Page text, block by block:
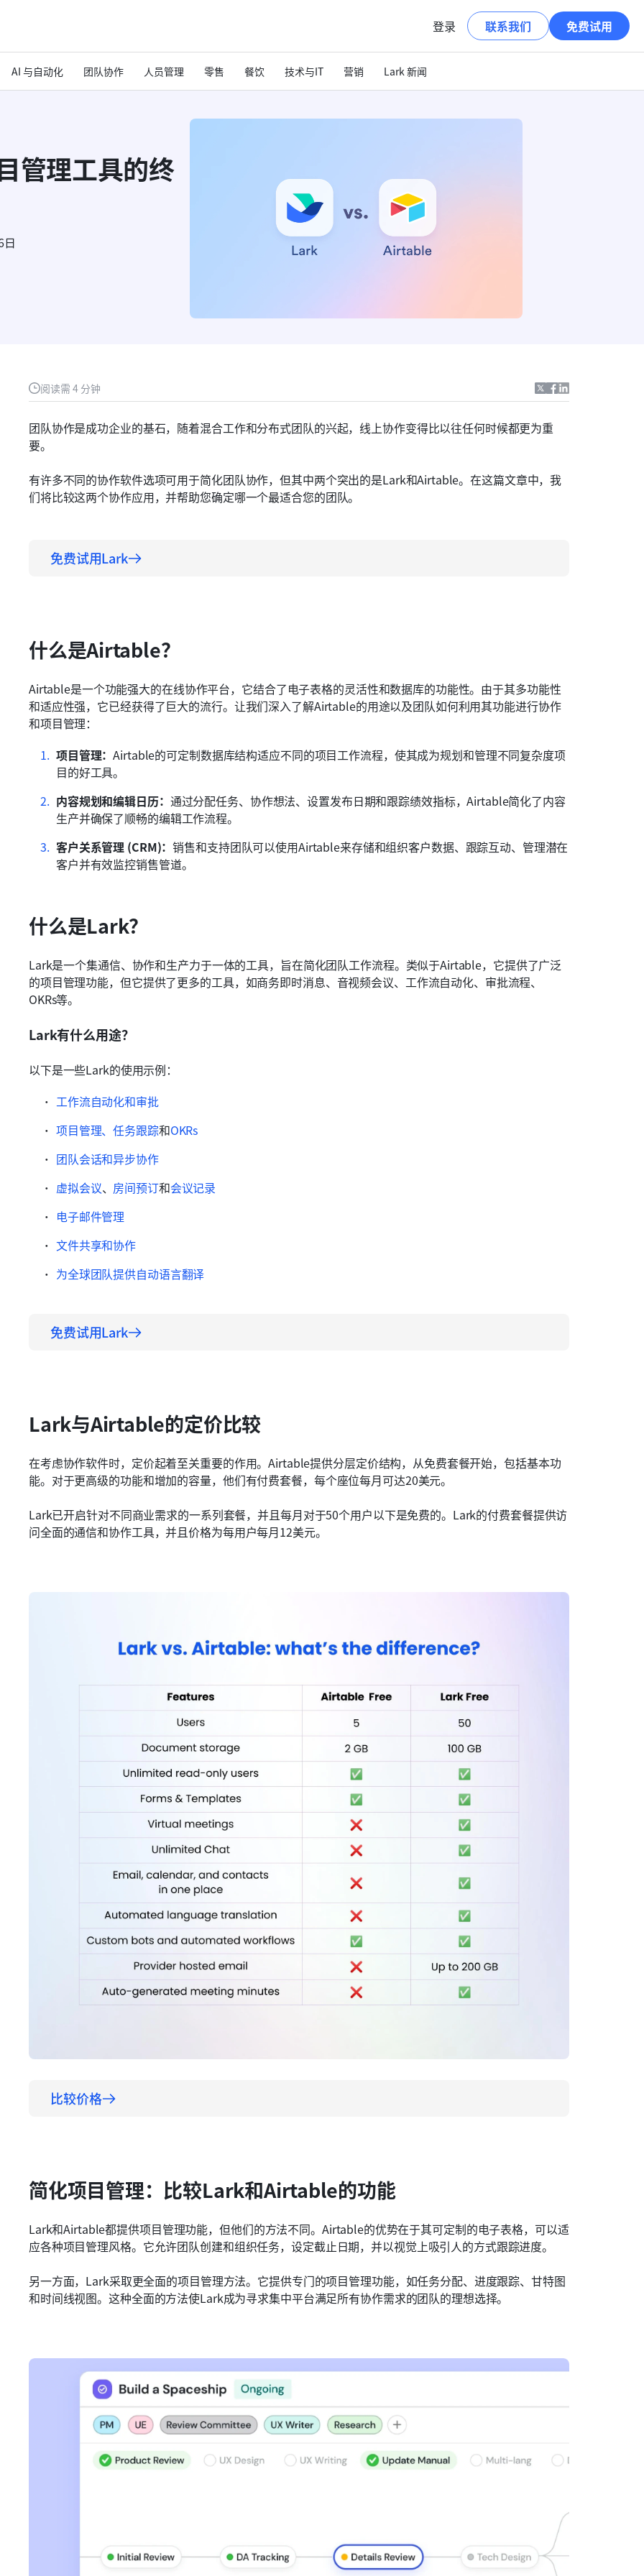
登录 联系我们 免费试用
AI 与自动化 团队协作 人员管理 零售 餐饮 技术与IT 营销 Lark 新闻
管理工具的终
日
阅读需 4 分钟
团队协作是成功企业的基石，随着混合工作和分布式团队的兴起，线上协作变得比以往任何时候都更为重
要。
有许多不同的协作软件选项可用于简化团队协作，但其中两个突出的是Lark和Airtable。在这篇文章中，我
们将比较这两个协作应用，并帮助您确定哪一个最适合您的团队。
免费试用Lark
什么是Airtable？
Airtable是一个功能强大的在线协作平台，它结合了电子表格的灵活性和数据库的功能性。由于其多功能性
和适应性强，它已经获得了巨大的流行。让我们深入了解Airtable的用途以及团队如何利用其功能进行协作
和项目管理：
项目管理：Airtable的可定制数据库结构适应不同的项目工作流程，使其成为规划和管理不同复杂度项
目的好工具。
内容规划和编辑日历： 通过分配任务、协作想法、设置发布日期和跟踪绩效指标，Airtable简化了内容
生产并确保了顺畅的编辑工作流程。
客户关系管理 (CRM)：销售和支持团队可以使用Airtable来存储和组织客户数据、跟踪互动、管理潜在
客户并有效监控销售管道。
什么是Lark？
Lark是一个集通信、协作和生产力于一体的工具，旨在简化团队工作流程。类似于Airtable，它提供了广泛
的项目管理功能，但它提供了更多的工具，如商务即时消息、音视频会议、工作流自动化、审批流程、
OKRs等。
Lark有什么用途？
以下是一些Lark的使用示例：
工作流自动化和审批
项目管理、任务跟踪和OKRs
团队会话和异步协作
虚拟会议、 房间预订和会议记录
电子邮件管理
文件共享和协作
为全球团队提供自动语言翻译
免费试用Lark
Lark与Airtable的定价比较
在考虑协作软件时，定价起着至关重要的作用。Airtable提供分层定价结构，从免费套餐开始，包括基本功
能。对于更高级的功能和增加的容量，他们有付费套餐，每个座位每月可达20美元。
Lark已开启针对不同商业需求的一系列套餐，并且每月对于50个用户以下是免费的。Lark的付费套餐提供访
问全面的通信和协作工具，并且价格为每用户每月12美元。
比较价格
简化项目管理：比较Lark和Airtable的功能
Lark和Airtable都提供项目管理功能，但他们的方法不同。Airtable的优势在于其可定制的电子表格，可以适
应各种项目管理风格。它允许团队创建和组织任务，设定截止日期，并以视觉上吸引人的方式跟踪进度。
另一方面，Lark采取更全面的项目管理方法。它提供专门的项目管理功能，如任务分配、进度跟踪、甘特图
和时间线视图。这种全面的方法使Lark成为寻求集中平台满足所有协作需求的团队的理想选择。